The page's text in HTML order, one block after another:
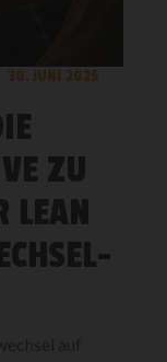
30. JUNI 2025
ZU
LEAN